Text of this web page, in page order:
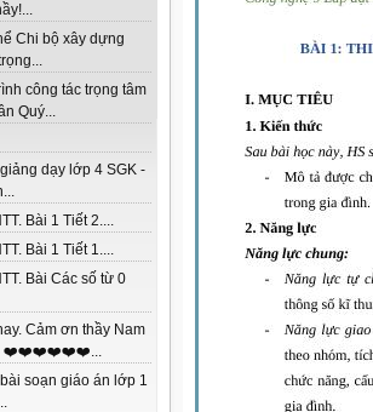
Chi bộ xây dựng
công tác trọng tâm
Quý...
dạy lớp 4 SGK -
Bài 1 Tiết 2....
Bài 1 Tiết 1....
Bài Các số từ 0
Cảm ơn thầy Nam
❤️❤️❤️❤️❤️❤️...
soạn giáo án lớp 1